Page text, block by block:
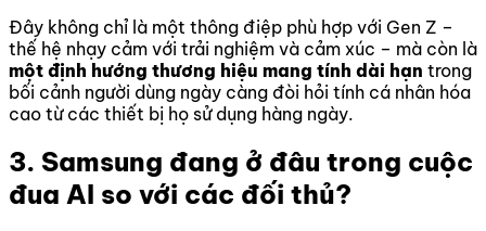
Đây không chỉ là một thông điệp phù hợp với Gen Z –
thế hệ nhạy cảm với trải nghiệm và cảm xúc – mà còn là
một định hướng thương hiệu mang tính dài hạn trong
bối cảnh người dùng ngày càng đòi hỏi tính cá nhân hóa
cao từ các thiết bị họ sử dụng hàng ngày.
3. Samsung đang ở đâu trong cuộc
đua AI so với các đối thủ?